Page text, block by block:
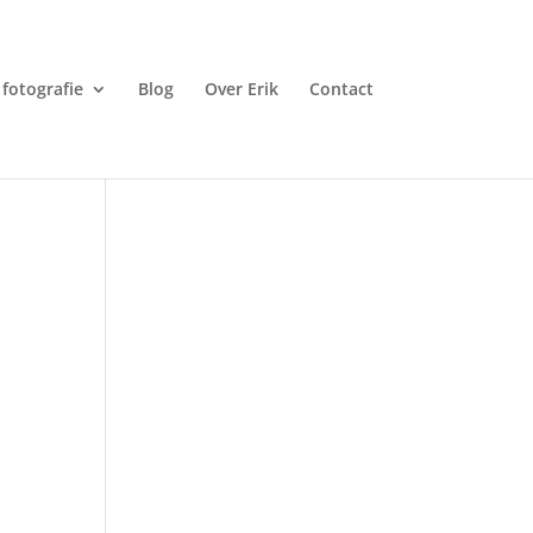
Blog Over Erik Contact